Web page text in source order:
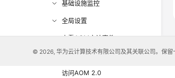
基础设施监控
全局设置
查看AOM审计事件
迁移AOM 1.0数据至AOM 2.0
访问AOM 2.0
© 2026, 华为云计算技术有限公司及其关联公司。保留